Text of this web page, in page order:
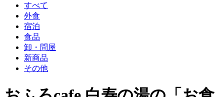
すべて
外食
宿泊
食品
卸・問屋
新商品
その他